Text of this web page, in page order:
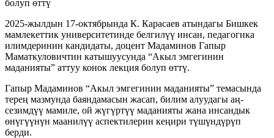
2025-жылдын 17-октябрында К. Карасаев атындагы Бишкек
мамлекеттик университетинде белгилүү инсан, педагогика
илимдеринин кандидаты, доцент Мадаминов Гапыр
Маматкуловичтин катышуусунда “Акыл эмгегинин
маданияты” аттуу конок лекция болуп өттү.
Гапыр Мадаминов “Акыл эмгегинин маданияты” темасында
терең мазмунда баяндамасын жасап, билим алуудагы аң-
сезимдүү мамиле, ой жүгүртүү маданияты жана инсандык
өнүгүүнүн маанилүү аспектилерин кеңири түшүндүрүп
берди.